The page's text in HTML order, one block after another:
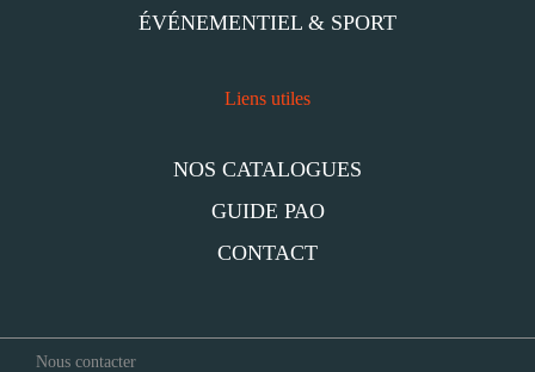
ÉVÉNEMENTIEL & SPORT
Liens utiles
NOS CATALOGUES
GUIDE PAO
CONTACT
Nous contacter